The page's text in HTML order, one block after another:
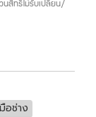
นสิทธิ์ไม่รับเปลี่ยน/
อช่าง